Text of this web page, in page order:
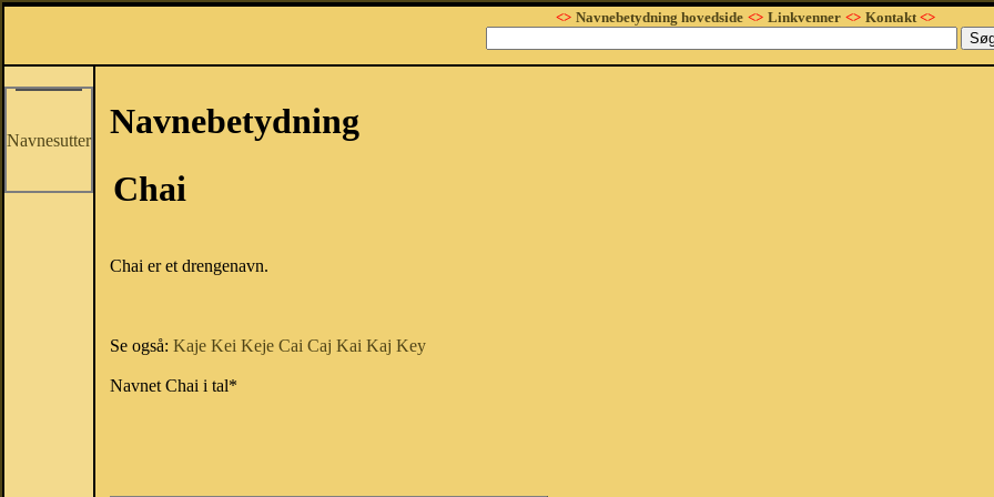
<> Navnebetydning hovedside <> Linkvenner <> Kontakt<>
Navnesutter
Navnebetydning
Chai
Chai er et drengenavn.
Se også: Kaje Kei Keje Cai Caj Kai Kaj Key
Navnet Chai i tal*